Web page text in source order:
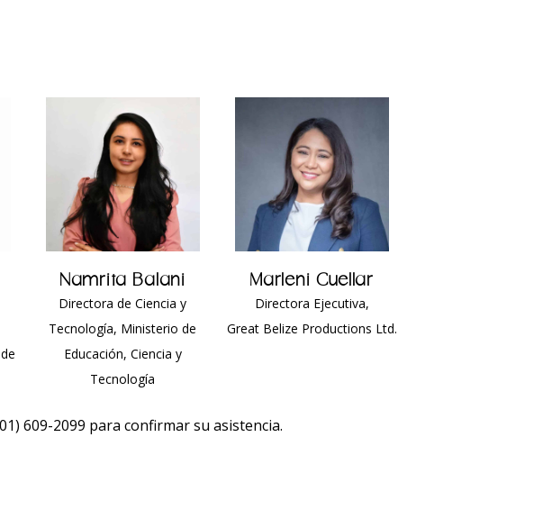
Namrita Balani
Directora de Ciencia y
Tecnología, Ministerio de
Educación, Ciencia y
Tecnología
Marleni Cuellar
Directora Ejecutiva,
Great Belize Productions Ltd.
609-2099 para confirmar su asistencia.